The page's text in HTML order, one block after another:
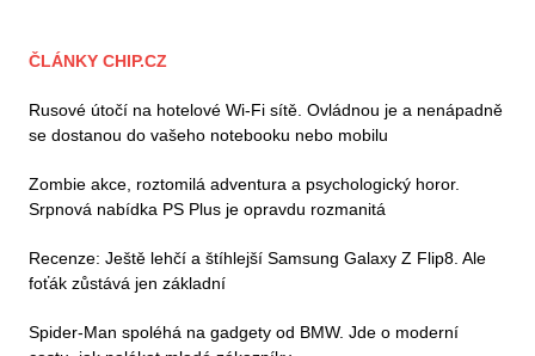
ČLÁNKY CHIP.CZ
Rusové útočí na hotelové Wi-Fi sítě. Ovládnou je a nenápadně
se dostanou do vašeho notebooku nebo mobilu
Zombie akce, roztomilá adventura a psychologický horor.
Srpnová nabídka PS Plus je opravdu rozmanitá
Recenze: Ještě lehčí a štíhlejší Samsung Galaxy Z Flip8. Ale
foťák zůstává jen základní
Spider-Man spoléhá na gadgety od BMW. Jde o moderní